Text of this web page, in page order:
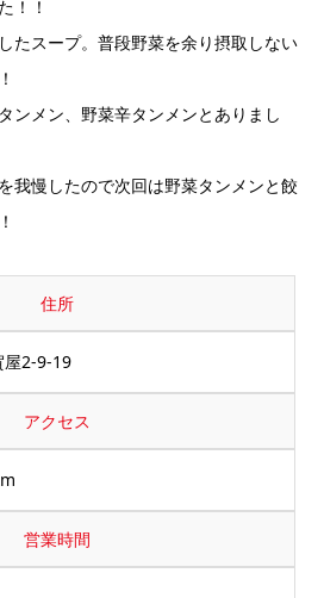
！！
たスープ。普段野菜を余り摂取しない
ンメン、野菜辛タンメンとありまし
我慢したので次回は野菜タンメンと餃
住所
屋2-9-19
アクセス
営業時間